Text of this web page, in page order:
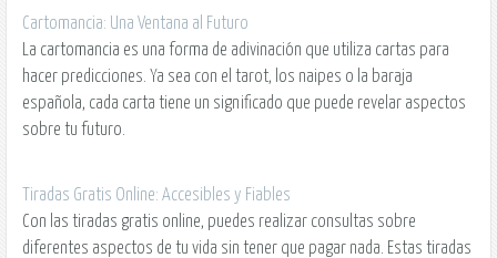
Cartomancia: Una Ventana al Futuro
La cartomancia es una forma de adivinación que utiliza cartas para
hacer predicciones . Ya sea con el tarot, los naipes o la baraja
española, cada carta tiene un significado que puede revelar aspectos
sobre tu futuro.
Tiradas Gratis Online: Accesibles y Fiables
Con las tiradas gratis online, puedes realizar consultas sobre
diferentes aspectos de tu vida sin tener que pagar nada. Estas tiradas